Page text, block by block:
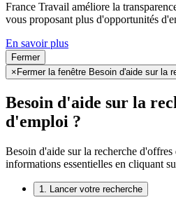
France Travail améliore la
vous proposant plus d'opportunités
En savoir plus
Fermer
× Fermer la fenêtre Besoin d'aide sur la
Besoin d'aide sur la
d'emploi ?
Besoin d'aide sur la recherche
informations essentielles en cliquant
1. Lancer votre recherche